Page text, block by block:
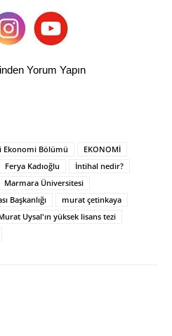
Yorum Yapın
Ekonomi Bölümü
EKONOMİ
Ferya Kadıoğlu
İntihal nedir?
Marmara Üniversitesi
Başkanlığı
murat çetinkaya
Uysal'ın yüksek lisans tezi